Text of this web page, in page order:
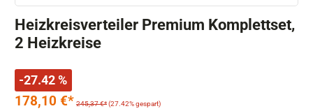
Heizkreisverteiler Premium Komplettset,
2 Heizkreise
-27.42 %
178,10 €* 245,37 €*(27.42% gespart)